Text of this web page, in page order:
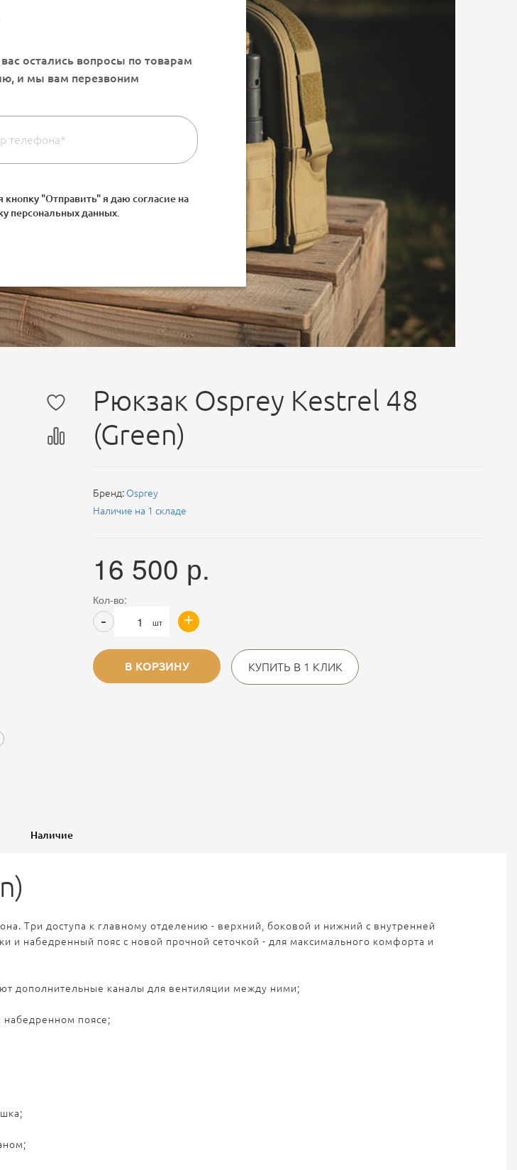
кнопку "Отправить" я даю согласие на
персональных данных
Рюкзак Osprey Kestrel 48
(Green)
Бренд: Osprey
Наличие на 1 складе
16 500 р.
Кол-во:
шт +
-
В КОРЗИНУ КУПИТЬ В 1 КЛИК
Наличие
Три доступа к главному отделению - верхний, боковой и нижний с внутренней
набедренный пояс с новой прочной сеточкой - для максимального комфорта и
дополнительные каналы для вентиляции между ними;
набедренном поясе;